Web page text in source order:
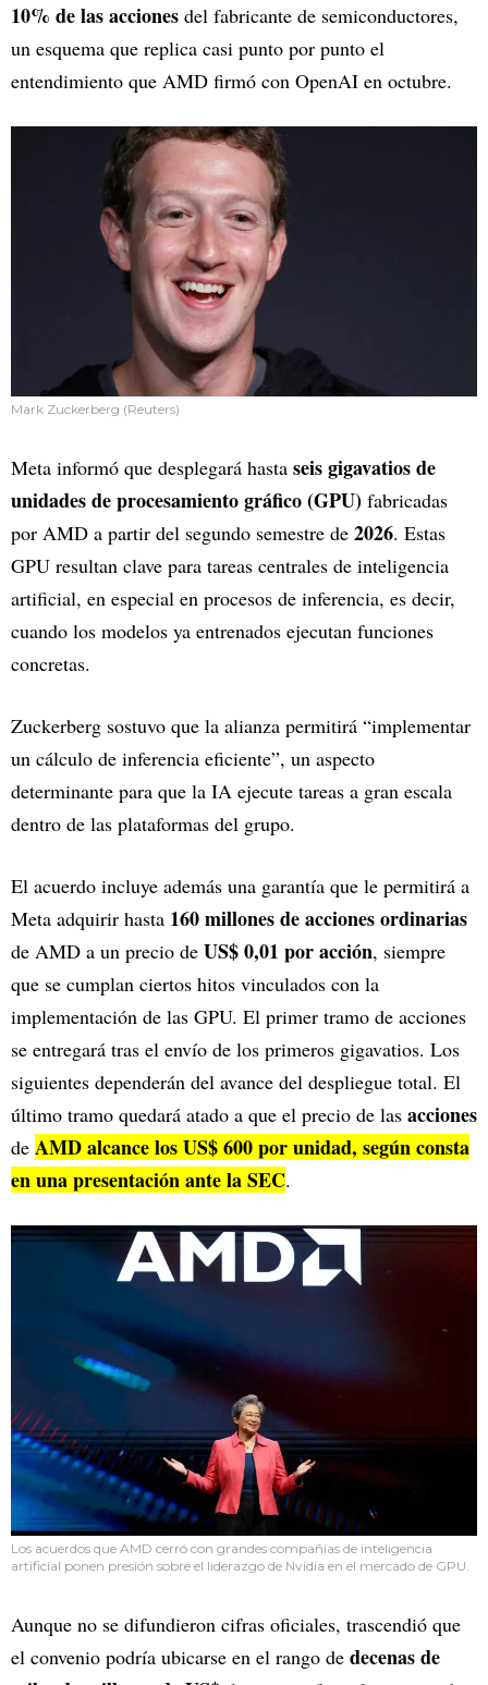
10% de las acciones del fabricante de semiconductores,
un esquema que replica casi punto por punto el
entendimiento que AMD firmó con OpenAI en octubre.
Mark Zuckerberg (Reuters)
Meta informó que desplegará hasta seis gigavatios de
unidades de procesamiento gráfico (GPU) fabricadas
por AMD a partir del segundo semestre de 2026. Estas
GPU resultan clave para tareas centrales de inteligencia
artificial, en especial en procesos de inferencia, es decir,
cuando los modelos ya entrenados ejecutan funciones
concretas.
Zuckerberg sostuvo que la alianza permitirá “implementar
un cálculo de inferencia eficiente”, un aspecto
determinante para que la IA ejecute tareas a gran escala
dentro de las plataformas del grupo.
El acuerdo incluye además una garantía que le permitirá a
Meta adquirir hasta 160 millones de acciones ordinarias
de AMD a un precio de US$ 0,01 por acción, siempre
que se cumplan ciertos hitos vinculados con la
implementación de las GPU. El primer tramo de acciones
se entregará tras el envío de los primeros gigavatios. Los
siguientes dependerán del avance del despliegue total. El
último tramo quedará atado a que el precio de las acciones
de AMD alcance los US$ 600 por unidad, según consta
en una presentación ante la SEC.
Los acuerdos que AMD cerró con grandes compañías de inteligencia
artificial ponen presión sobre el liderazgo de Nvidia en el mercado de GPU.
Aunque no se difundieron cifras oficiales, trascendió que
el convenio podría ubicarse en el rango de decenas de